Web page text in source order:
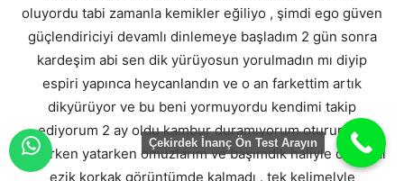
oluyordu tabi zamanla kemikler eğiliyo , şimdi ego güven
güçlendiriciyi devamlı dinlemeye başladım 2 gün sonra
kardeşim abi sen dik yürüyosun yorulmadın mı diyip
espiri yapınca heycanlandın ve o an farkettim artık
dikyürüyor ve bu beni yormuyordu kendimi takip
ediyorum 2 ay oldu kambur duramıyorum otururken
gezerken yatarken omuzlarım ve başımdik haliyle o hantal
ezik korkak görüntümde kalmadı . tek kelimelyle
Çekirdek İnanç Ön Test Arayın